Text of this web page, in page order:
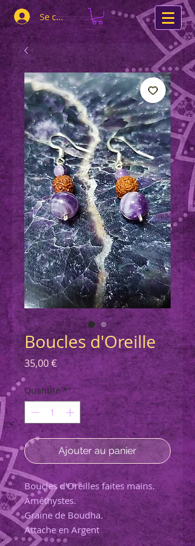
Se connecter
Boucles d'Oreille
35,00 €Prix
Quantité *
Ajouter au panier
Boucles d'Oreilles faites mains.
Améthystes.
Graine de Boudha.
Attache en Argent